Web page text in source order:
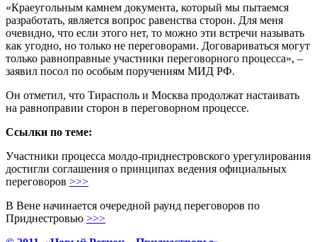
«Краеугольным камнем документа, который мы пытаемся
разработать, является вопрос равенства сторон. Для меня
очевидно, что если этого нет, то можно эти встречи называть
как угодно, но только не переговорами. Договариваться могут
только равноправные участники переговорного процесса», –
заявил посол по особым поручениям МИД РФ.
Он отметил, что Тирасполь и Москва продолжат настаивать
на равноправии сторон в переговорном процессе.
Ссылки по теме:
Участники процесса молдо-приднестровского урегулирования
достигли соглашения о принципах ведения официальных
переговоров >>>
В Вене начинается очередной раунд переговоров по
Приднестровью >>>